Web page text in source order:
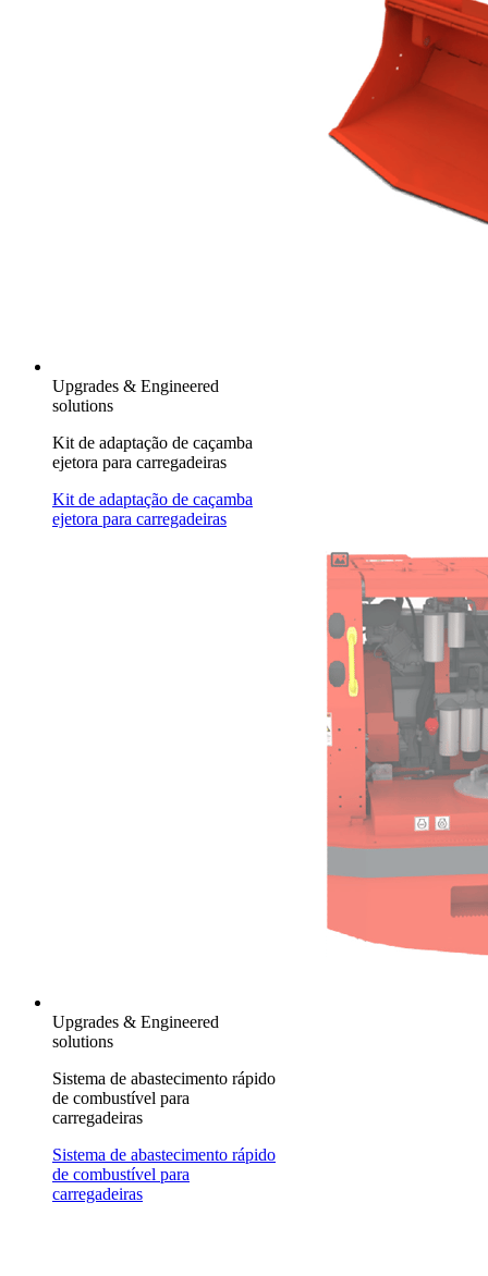
Upgrades & Engineered
solutions
Kit de adaptação de caçamba
ejetora para carregadeiras
Kit de adaptação de caçamba
ejetora para carregadeiras
Upgrades & Engineered
solutions
Sistema de abastecimento rápido
de combustível para
carregadeiras
Sistema de abastecimento rápido
de combustível para
carregadeiras